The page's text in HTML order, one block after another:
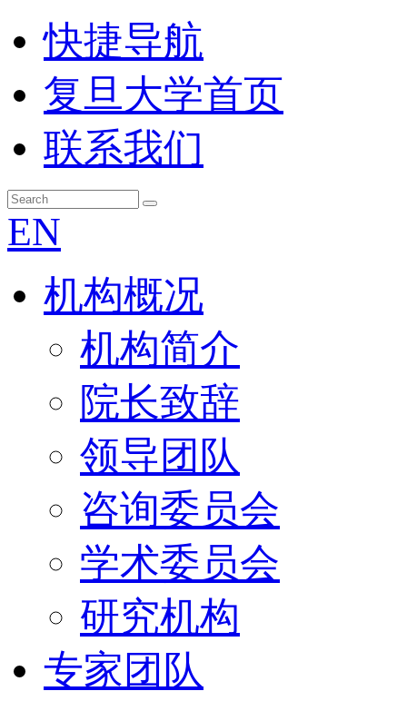
快捷导航
复旦大学首页
联系我们
EN
机构概况
机构简介
院长致辞
领导团队
咨询委员会
学术委员会
研究机构
专家团队